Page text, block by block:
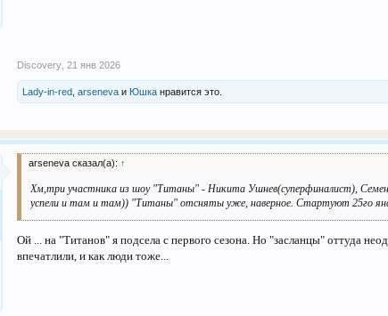
Discovery 21 янв 2026
Lady-in-red ,arseneva и Юшка нравится это.
arseneva сказал(а): ↑
Хм,три участника из шоу "Титаны" - Никита Ушнев(суперфиналист), Семен
успели и там и там)) "Титаны" отсняты уже, наверное. Стартуют 25го
Ой ... на "Титанов" я подсела с первого сезона. Но "засланцы" оттуда
впечатлили, и как люди тоже...